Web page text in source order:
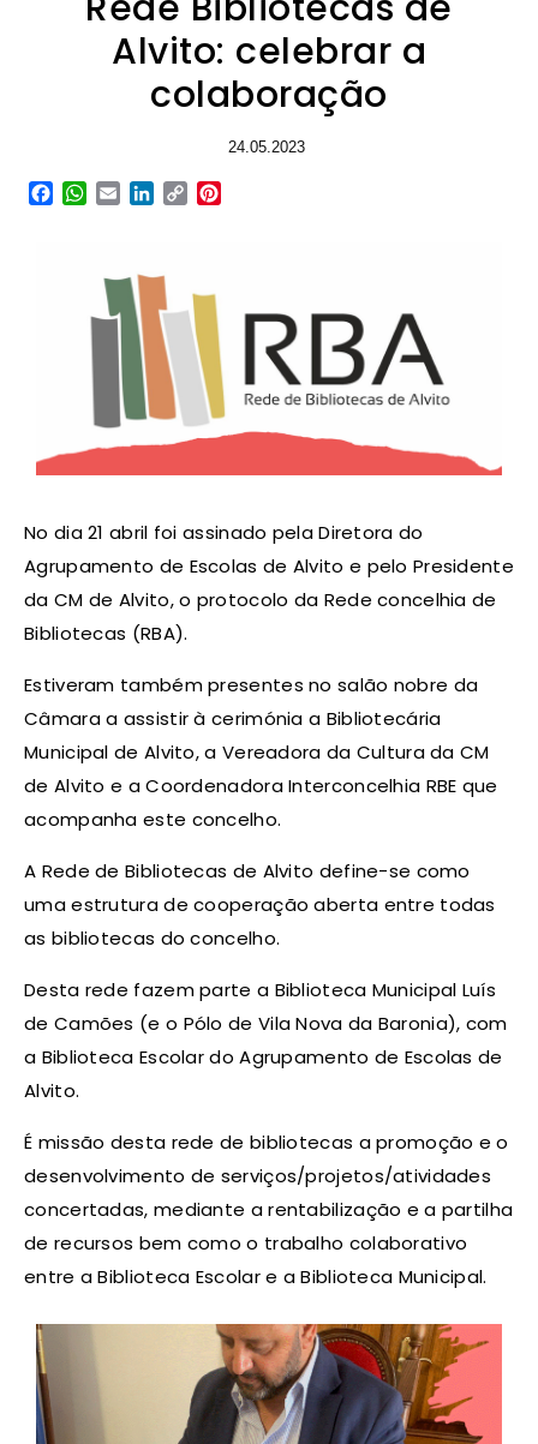
Alvito: celebrar a
colaboração
24.05.2023
Facebook
WhatsApp
EmailLinkedIn
Copy
No dia 21 abril foi assinado pela Diretora do
Agrupamento de Escolas de Alvito e pelo Presidente
da CM de Alvito, o protocolo da Rede concelhia de
Bibliotecas (RBA).
Estiveram também presentes no salão nobre da
Câmara a assistir à cerimónia a Bibliotecária
Municipal de Alvito, a Vereadora da Cultura da CM
de Alvito e a Coordenadora Interconcelhia RBE que
acompanha este concelho.
A Rede de Bibliotecas de Alvito define-se como
uma estrutura de cooperação aberta entre todas
as bibliotecas do concelho.
Desta rede fazem parte a Biblioteca Municipal Luís
de Camões (e o Pólo de Vila Nova da Baronia), com
a Biblioteca Escolar do Agrupamento de Escolas de
Alvito.
É missão desta rede de bibliotecas a promoção e o
desenvolvimento de serviços/projetos/atividades
concertadas, mediante a rentabilização e a partilha
de recursos bem como o trabalho colaborativo
entre a Biblioteca Escolar e a Biblioteca Municipal.